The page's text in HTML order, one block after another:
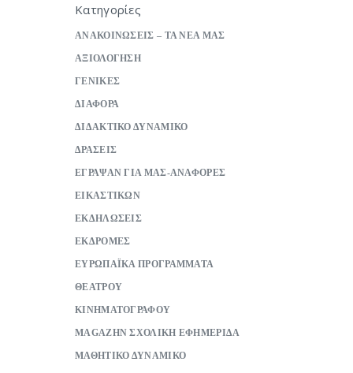
Κατηγορίες
ΑΝΑΚΟΙΝΩΣΕΙΣ – ΤΑ ΝΕΑ ΜΑΣ
ΑΞΙΟΛΟΓΗΣΗ
ΓΕΝΙΚΕΣ
ΔΙΑΦΟΡΑ
ΔΙΔΑΚΤΙΚΟ ΔΥΝΑΜΙΚΟ
ΔΡΑΣΕΙΣ
ΕΓΡΑΨΑΝ ΓΙΑ ΜΑΣ-ΑΝΑΦΟΡΕΣ
ΕΙΚΑΣΤΙΚΩΝ
ΕΚΔΗΛΩΣΕΙΣ
ΕΚΔΡΟΜΕΣ
ΕΥΡΩΠΑΪΚΑ ΠΡΟΓΡΑΜΜΑΤΑ
ΘΕΑΤΡΟΥ
ΚΙΝΗΜΑΤΟΓΡΑΦΟΥ
ΜAGAZHN ΣΧΟΛΙΚΗ ΕΦΗΜΕΡΙΔΑ
ΜΑΘΗΤΙΚΟ ΔΥΝΑΜΙΚΟ